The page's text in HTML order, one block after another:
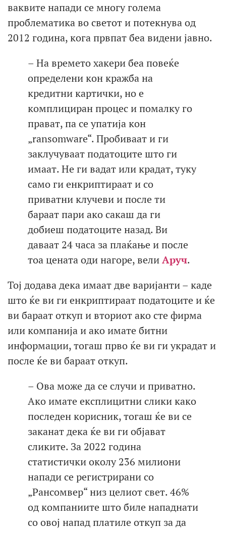
ваквите напади се многу голема
проблематика во светот и потекнува од
2012 година, кога првпат беа видени јавно.
– На времето хакери беа повеќе
определени кон кражба на
кредитни картички, но е
комплициран процес и помалку го
прават, па се упатија кон
„ransomware“. Пробиваат и ги
заклучуваат податоците што ги
имаат. Не ги вадат или крадат, туку
само ги енкриптираат и со
приватни клучеви и после ти
бараат пари ако сакаш да ги
добиеш податоците назад. Ви
даваат 24 часа за плаќање и после
тоа цената оди нагоре, велиАруч.
Тој додава дека имаат две варијанти – каде
што ќе ви ги енкриптираат податоците и ќе
ви бараат откуп и вториот ако сте фирма
или компанија и ако имате битни
информации, тогаш прво ќе ви ги украдат и
после ќе ви бараат откуп.
– Ова може да се случи и приватно.
Ако имате експлицитни слики како
последен корисник, тогаш ќе ви се
заканат дека ќе ви ги објават
сликите. За 2022 година
статистички околу 236 милиони
напади се регистрирани со
„Рансомвер“ низ целиот свет. 46%
од компаниите што биле нападнати
со овој напад платиле откуп за да